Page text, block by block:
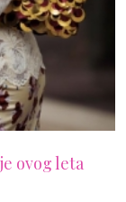
ovog leta